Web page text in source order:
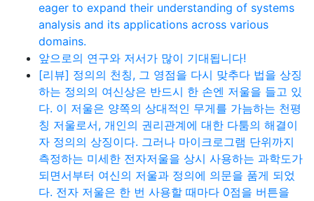
eager to expand their understanding of systems
analysis and its applications across various
domains.
앞으로의 연구와 저서가 많이 기대됩니다!
[리뷰] 정의의 천칭, 그 영점을 다시 맞추다 법을 상징
하는 정의의 여신상은 반드시 한 손엔 저울을 들고 있
다. 이 저울은 양쪽의 상대적인 무게를 가늠하는 천평
칭 저울로서, 개인의 권리관계에 대한 다툼의 해결이
자 정의의 상징이다. 그러나 마이크로그램 단위까지
측정하는 미세한 전자저울을 상시 사용하는 과학도가
되면서부터 여신의 저울과 정의에 의문을 품게 되었
다. 전자 저울은 한 번 사용할 때마다 0점을 버튼을